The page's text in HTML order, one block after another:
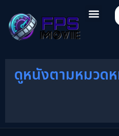
ดูหนังตามหมวด